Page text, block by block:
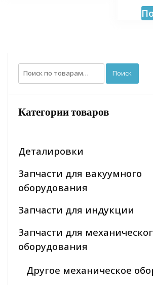
Искать: Поиск
Категории товаров
Деталировки
Запчасти для вакуумного
оборудования
Запчасти для индукции
Запчасти для
оборудования
Другое механическое